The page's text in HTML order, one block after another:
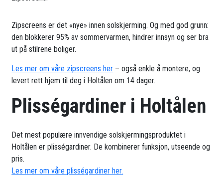
Zipscreens er det «nye» innen solskjerming. Og med god grunn:
den blokkerer 95% av sommervarmen, hindrer innsyn og ser bra
ut på stilrene boliger.
Les mer om våre zipscreens her – også enkle å montere, og
levert rett hjem til deg i Holtålen om 14 dager.
Plisségardiner i Holtålen
Det mest populære innvendige solskjermingsproduktet i
Holtålen er plisségardiner. De kombinerer funksjon, utseende og
pris.
Les mer om våre plisségardiner her.